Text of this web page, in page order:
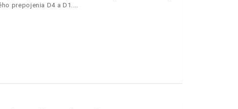
prepojenia D4 a D1.